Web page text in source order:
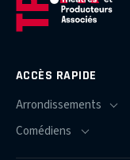
ACCÈS RAPIDE